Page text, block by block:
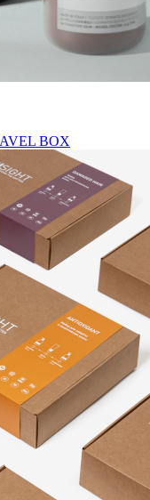
BOX